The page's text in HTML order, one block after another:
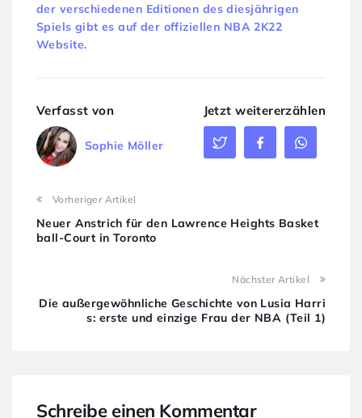
der verschiedenen Editionen des diesjährigen
Spiels gibt es auf der offiziellen NBA 2K22
Website.
Verfasst von
Sophie Möller
Jetzt weitererzählen
Vorheriger Artikel
Neuer Anstrich für den Lawrence Heights Basket
ball-Court in Toronto
Nächster Artikel
Die außergewöhnliche Geschichte von Lusia Harri
s: erste und einzige Frau der NBA (Teil 1)
Schreibe einen Kommentar